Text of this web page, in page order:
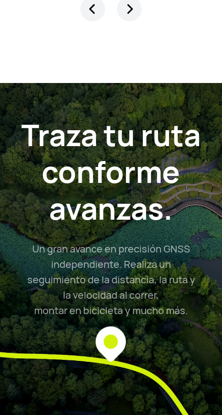
Traza tu ruta
conforme
avanzas.
Un gran avance en precisión GNSS
independiente. Realiza un
seguimiento de la distancia, la ruta y
la velocidad al correr,
montar en bicicleta y mucho más.